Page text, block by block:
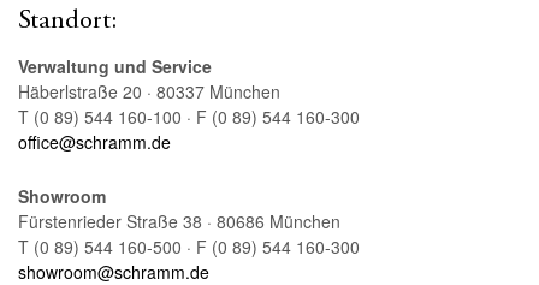
Standort:
Verwaltung und Service
Häberlstraße 20 · 80337 München
T (0 89) 544 160-100 · F (0 89) 544 160-300
office@schramm.de
Showroom
Fürstenrieder Straße 38 · 80686 München
T (0 89) 544 160-500 · F (0 89) 544 160-300
showroom@schramm.de